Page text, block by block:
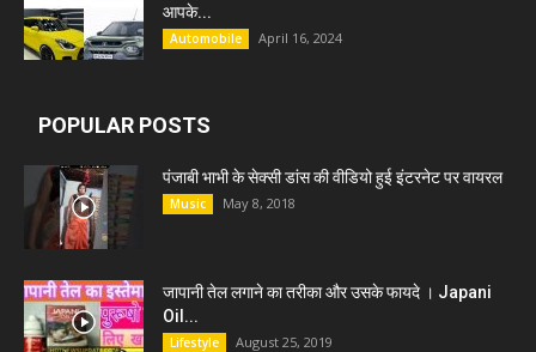
आपके...
Automobile April 16, 2024
POPULAR POSTS
पंजाबी भाभी के सेक्सी डांस की वीडियो हुई इंटरनेट पर वायरल
Music May 8, 2018
जापानी तेल लगाने का तरीका और उसके फायदे । Japani
Oil...
Lifestyle August 25, 2019